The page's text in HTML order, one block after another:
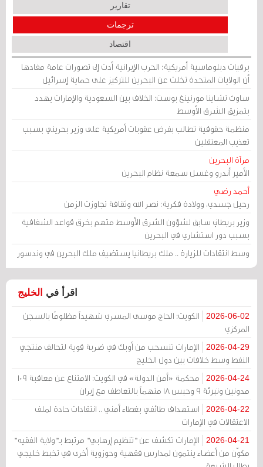
تقارير
ترجمات
اقتصاد
برقيات دبلوماسية أمريكية: الحرب الإيرانية أدت إلى تصورات عامة مفادها
أن الولايات المتحدة تخلت عن البحرين للتركيز على حماية إسرائيل
ساوث تشاينا مورنينغ بوست: الخلاف بين السعودية والإمارات يهدد
بتمزيق الشرق الأوسط
منظمة حقوقية تطالب بفرض عقوبات أمريكية على وزير بحريني بسبب
تعذيب المعتقلين
مرآة البحرين
الأمير أندرو وغسل سمعة نظام البحرين
أحمد رضي
رحيل جسدي، وولادة فكرية: نصر الله وثقافة تجاوزت الزمن
وزير بريطاني سابق لشؤون الشرق الأوسط متهم بخرق قواعد الشفافية
بسبب دور استشاري في البحرين
وسط انتقادات للزيارة .. ملك بريطانيا يستضيف ملك البحرين في وندسور
اقرأ في الخليج
2026-06-02
الكويت: الحاج موسى المسري شهيداً مظلومًا بالسجن
المركزي
2026-04-29
الإمارات تنسحب من أوبك في ضربة قوية لتحالف منتجي
النفط وسط خلافات بين دول الخليج
2026-04-24
محكمة «أمن الدولة» في الكويت: الامتناع عن معاقبة 109
مدونين وتبرئة 9 وحبس 18 متهماً بالتعاطف مع إيران
2026-04-22
استهداف طائفي بغطاء أمني .. انتقادات حادة لملف
الاعتقالات في الإمارات
2026-04-21
الإمارات تكشف عن "تنظيم إرهابي" مرتبط بـ"ولاية الفقيه"
مكوّن من أعضاء ينتمون لمدارس فقهية وحوزوية أخرى في تخبط خليجي